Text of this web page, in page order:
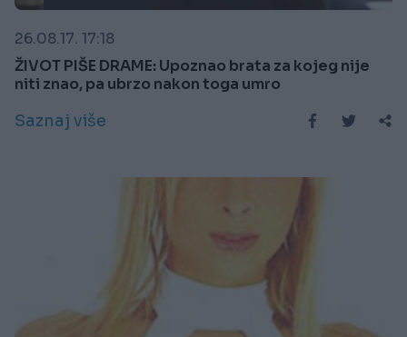
26.08.17. 17:18
ŽIVOT PIŠE DRAME: Upoznao brata za kojeg nije
niti znao, pa ubrzo nakon toga umro
Saznaj više